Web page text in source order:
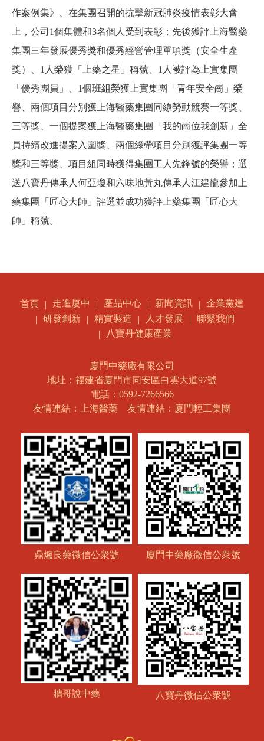
作案例集》、在集團召開的抗擊新冠肺炎疫情表彰大會
上，公司1個集體和3名個人受到表彰；先後獲評上海醫藥
集團三年發展優秀獎和優秀經營管理單項獎（安全生產
獎）、1人榮獲「上藥之星」稱號、1人被評為上實集團
「優秀團員」、1個班組榮獲上實集團「青年安全崗」榮
譽、兩個項目分別獲上海醫藥集團同線勞動競賽一等獎、
三等獎、一個提案獲上海醫藥集團「我的崗位我創新」全
員持續改進提案入圍獎、兩個綠帶項目分別獲評集團一等
獎和三等獎、項目組同時獲得集團工人先鋒號的榮譽；選
送八寶丹傳承人何亞瓊和六味地黃丸傳承人江建龍參加上
藥集團「匠心大師」評選並成功獲評上藥集團「匠心大
師」稱號。
首頁 走進厦中 產品中心 新聞資訊
企業黨建
研發創新
精實製造 人才發展
聯繫我們
八寶丹健康產業
廈門中藥廠有限公司
地址：福建省廈門市同安區白雲大道97號
電話：0592-7266566
友情連結：上海醫藥
友情連結：廈門輕工集團
鼎爐良藥微信公衆號 廈門中藥廠微信公衆號
牆哥說中藥 八寶丹微信公衆號